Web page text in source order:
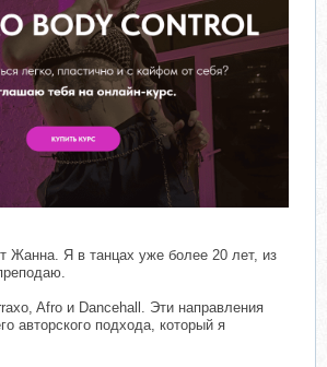
Жанна. Я в танцах уже более 20 лет, из
Afro и Dancehall. Эти направления
авторского подхода, который я